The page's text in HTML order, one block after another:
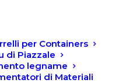
per Containers
di Piazzale
legname
di Materiali
piana, con
e denaro.